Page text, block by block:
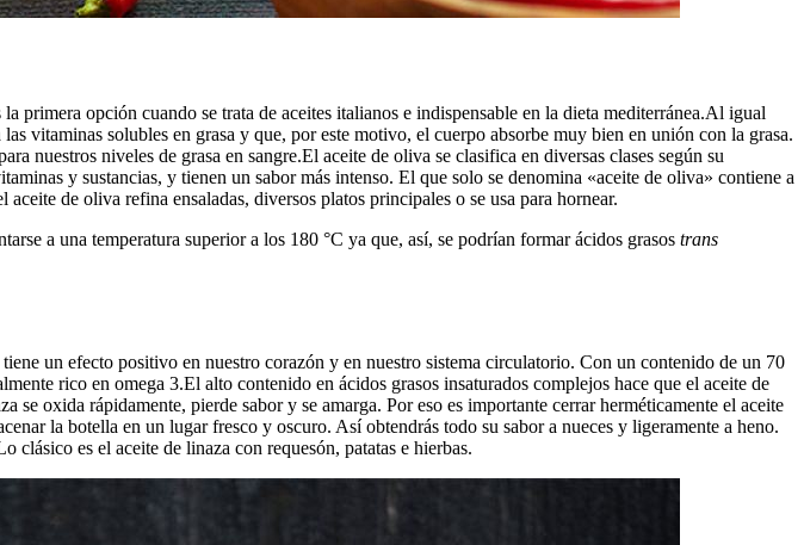
primera opción cuando se trata de aceites italianos e indispensable en la dieta mediterránea.Al igual
vitaminas solubles en grasa y que, por este motivo, el cuerpo absorbe muy bien en unión con la grasa.
nuestros niveles de grasa en sangre.El aceite de oliva se clasifica en diversas clases según su
y sustancias, y tienen un sabor más intenso. El que solo se denomina «aceite de oliva» contiene a
de oliva refina ensaladas, diversos platos principales o se usa para hornear.
a una temperatura superior a los 180 °C ya que, así, se podrían formar ácidos grasos trans
un efecto positivo en nuestro corazón y en nuestro sistema circulatorio. Con un contenido de un 70
rico en omega 3.El alto contenido en ácidos grasos insaturados complejos hace que el aceite de
oxida rápidamente, pierde sabor y se amarga. Por eso es importante cerrar herméticamente el aceite
la botella en un lugar fresco y oscuro. Así obtendrás todo su sabor a nueces y ligeramente a heno.
es el aceite de linaza con requesón, patatas e hierbas.